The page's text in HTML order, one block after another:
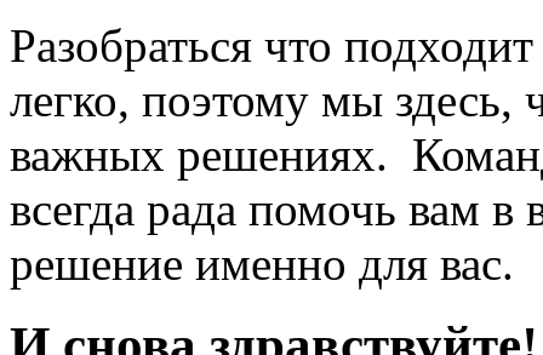
Разобраться что
легко, поэтому мы здесь,
важных решениях.
всегда рада помочь вам в
решение именно для вас.